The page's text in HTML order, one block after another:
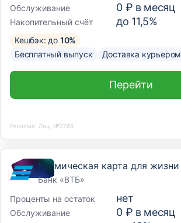
Обслуживание 0 ₽ в месяц
Накопительный счёт до 11,5%
Кешбэк: до 10%
Бесплатный выпуск
Доставка курьером
Перейти
Реклама. Лиц. №2766
Космическая карта для жизни
Банк «ВТБ»
Проценты на остаток
нет
Обслуживание 0 ₽ в месяц